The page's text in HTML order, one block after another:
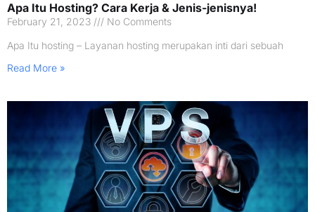
Apa Itu Hosting? Cara Kerja & Jenis-jenisnya!
February 21, 2023
No Comments
Apa Itu hosting – Layanan hosting merupakan inti dari sebuah
Read More »